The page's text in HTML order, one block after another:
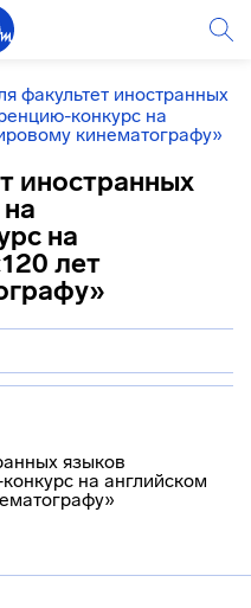
факультет иностранных
конкурс на
кинематографу»
иностранных
на
лет